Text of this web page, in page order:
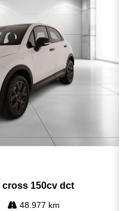
cross 150cv dct
48.977 km